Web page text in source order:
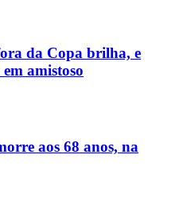
da Copa brilha, e
amistoso
aos 68 anos, na